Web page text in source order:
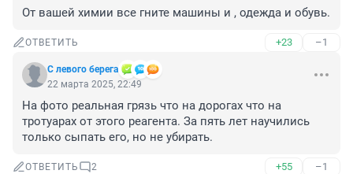
От вашей химии все гните машины и , одежда и обувь.
ОТВЕТИТЬ +23 –1
С левого берега
22 марта 2025, 22:49
На фото реальная грязь что на дорогах что на
тротуарах от этого реагента. За пять лет научились
только сыпать его, но не убирать.
ОТВЕТИТЬ 2 +55 –1